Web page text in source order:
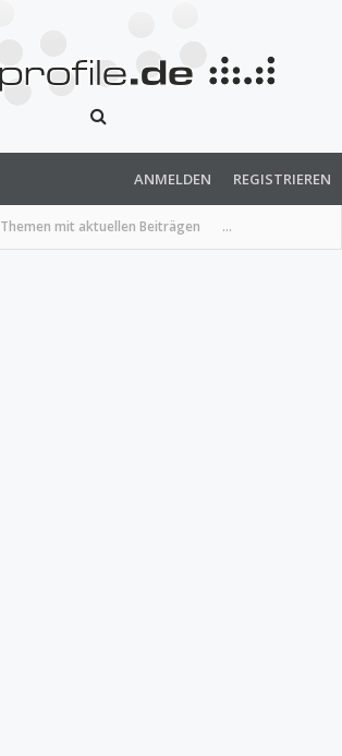
Themen mit aktuellen Beiträgen ...
ANMELDEN REGISTRIEREN